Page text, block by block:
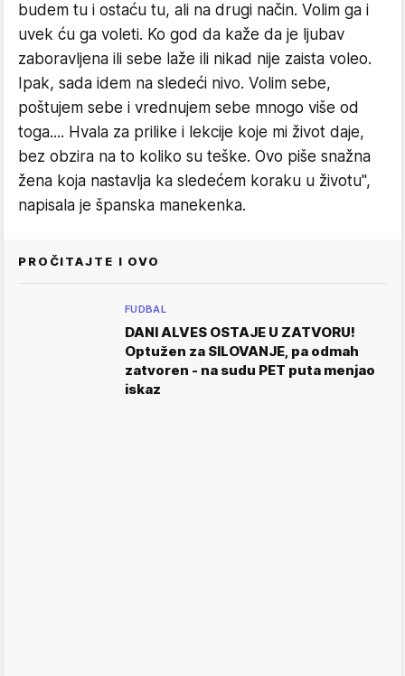
budem tu i ostaću tu, ali na drugi način. Volim ga i
uvek ću ga voleti. Ko god da kaže da je ljubav
zaboravljena ili sebe laže ili nikad nije zaista voleo.
Ipak, sada idem na sledeći nivo. Volim sebe,
poštujem sebe i vrednujem sebe mnogo više od
toga.... Hvala za prilike i lekcije koje mi život daje,
bez obzira na to koliko su teške. Ovo piše snažna
žena koja nastavlja ka sledećem koraku u životu",
napisala je španska manekenka.
PROČITAJTE I OVO
FUDBAL
DANI ALVES OSTAJE U ZATVORU!
Optužen za SILOVANJE, pa odmah
zatvoren - na sudu PET puta menjao
iskaz